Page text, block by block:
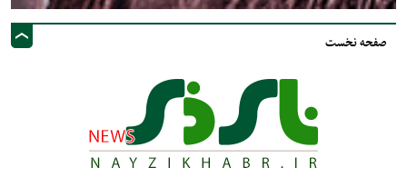
صفحه نخست